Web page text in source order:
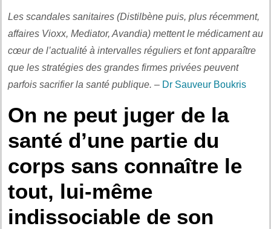
Les scandales sanitaires (Distilbène puis, plus récemment,
affaires Vioxx, Mediator, Avandia) mettent le médicament au
cœur de l’actualité à intervalles réguliers et font apparaître
que les stratégies des grandes firmes privées peuvent
parfois sacrifier la santé publique. – Dr Sauveur Boukris
On ne peut juger de la
santé d’une partie du
corps sans connaître le
tout, lui-même
indissociable de son